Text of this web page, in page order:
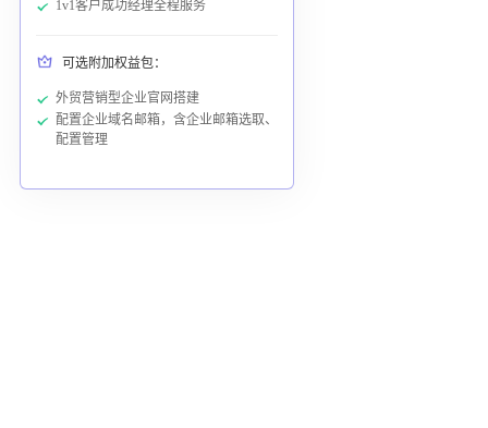
1v1客户成功经理全程服务
可选附加权益包：
外贸营销型企业官网搭建
配置企业域名邮箱，含企业邮箱选取、
配置管理